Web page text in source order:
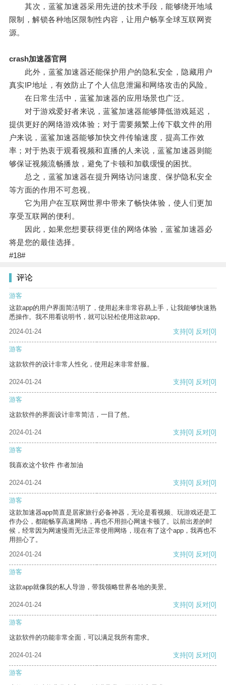
其次，蓝鲨加速器采用先进的技术手段，能够绕开地域
限制，解锁各种地区限制性内容，让用户畅享全球互联网资
源。
crash加速器官网
此外，蓝鲨加速器还能保护用户的隐私安全，隐藏用户
真实IP地址，有效防止了个人信息泄漏和网络攻击的风险。
在日常生活中，蓝鲨加速器的应用场景也广泛。
对于游戏爱好者来说，蓝鲨加速器能够降低游戏延迟，
提供更好的网络游戏体验；对于需要频繁上传下载文件的用
户来说，蓝鲨加速器能够加快文件传输速度，提高工作效
率；对于热衷于观看视频和直播的人来说，蓝鲨加速器则能
够保证视频流畅播放，避免了卡顿和加载缓慢的困扰。
总之，蓝鲨加速器在提升网络访问速度、保护隐私安全
等方面的作用不可忽视。
它为用户在互联网世界中带来了畅快体验，使人们更加
享受互联网的便利。
因此，如果您想要获得更佳的网络体验，蓝鲨加速器必
将是您的最佳选择。
#18#
评论
游客
这款app的用户界面简洁明了，使用起来非常容易上手，让我能够快速熟
悉操作。我不用看说明书，就可以轻松使用这款app。
2024-01-24
支持[0] 反对[0]
游客
这款软件的设计非常人性化，使用起来非常舒服。
2024-01-24 支持[0] 反对[0]
游客
这款软件的界面设计非常简洁，一目了然。
2024-01-24 支持[0] 反对[0]
游客
我喜欢这个软件 作者加油
2024-01-24 支持[0] 反对[0]
游客
这款加速器app简直是居家旅行必备神器，无论是看视频、玩游戏还是工
作办公，都能畅享高速网络，再也不用担心网速卡顿了。以前出差的时
候，经常因为网速慢而无法正常使用网络，现在有了这个app，我再也不
用担心了。
2024-01-24
支持[0] 反对[0]
游客
这款app就像我的私人导游，带我领略世界各地的美景。
2024-01-24 支持[0] 反对[0]
游客
这款软件的功能非常全面，可以满足我所有需求。
2024-01-24 支持[0] 反对[0]
游客